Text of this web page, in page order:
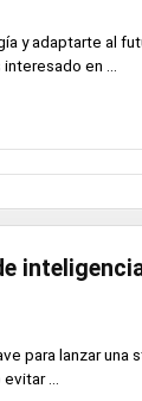
y adaptarte al
en ...
para lanzar
...